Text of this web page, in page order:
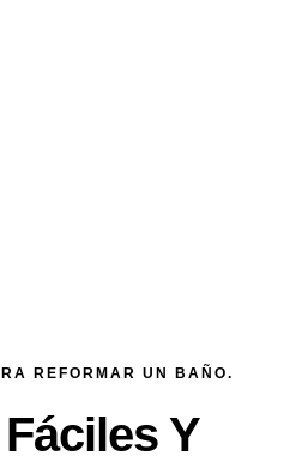
REFORMAR UN BAÑO.
Y